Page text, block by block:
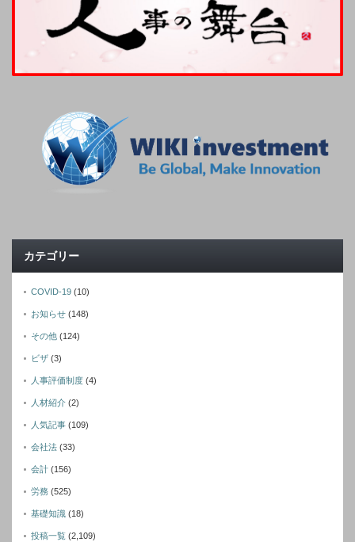
カテゴリー
COVID-19 (10)
お知らせ (148)
その他 (124)
ビザ (3)
人事評価制度 (4)
人材紹介 (2)
人気記事 (109)
会社法 (33)
会計 (156)
労務 (525)
基礎知識 (18)
投稿一覧 (2,109)